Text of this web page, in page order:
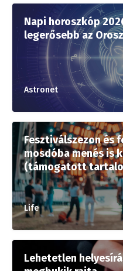
Napi horoszkóp
legerősebb az
Astronet
Fesztiválszezon és
mosdóba menés is
(támogatott
Life
Lehetetlen